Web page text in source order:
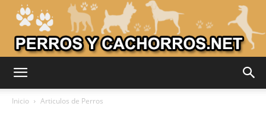
Inicio Articulos de Perros